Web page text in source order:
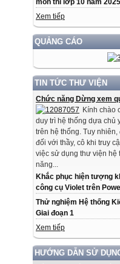
môn thi lớp 10 năm 2025
Xem tiếp
QUẢNG CÁO
TIN TỨC THƯ VIỆN
Chức năng Dừng xem
Kính chào
duy trì hệ thống dựa chủ
trên hệ thống. Tuy
đối với thầy, cô khi truy
việc sử dụng thư viện hệ
năng...
Khắc phục hiện tượng
công cụ Violet trên
Thử nghiệm Hệ thống
Giai đoạn 1
Xem tiếp
HƯỚNG DẪN SỬ